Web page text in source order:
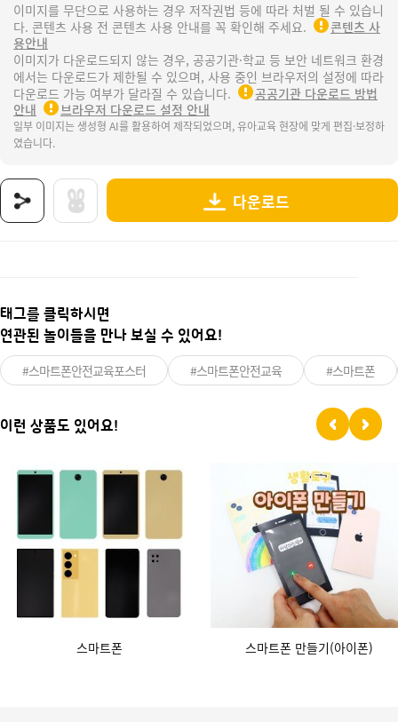
이미지를 무단으로 사용하는 경우 저작권법 등에 따라 처벌 될 수 있습니
다. 콘텐츠 사용 전 콘텐츠 사용 안내를 꼭 확인해 주세요.
콘텐츠 사
용안내
이미지가 다운로드되지 않는 경우, 공공기관·학교 등 보안 네트워크 환경
에서는 다운로드가 제한될 수 있으며, 사용 중인 브라우저의 설정에 따라
다운로드 가능 여부가 달라질 수 있습니다.
공공기관 다운로드 방법
안내
브라우저 다운로드 설정 안내
일부 이미지는 생성형 AI를 활용하여 제작되었으며, 유아교육 현장에 맞게 편집·보정하
였습니다.
다운로드
태그를 클릭하시면
연관된 놀이들을 만나 보실 수 있어요!
#스마트폰안전교육포스터 #스마트폰안전교육 #스마트폰
이런 상품도 있어요!
스마트폰 스마트폰 만들기(아이폰)